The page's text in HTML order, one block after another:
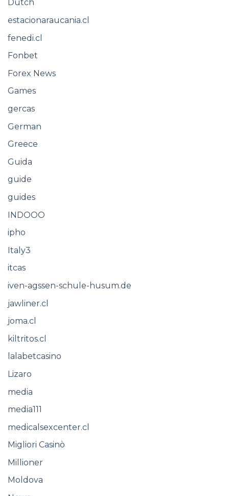
Dutch
estacionaraucania.cl
fenedi.cl
Fonbet
Forex News
Games
gercas
German
Greece
Guida
guide
guides
INDOOO
ipho
Italy3
itcas
iven-agssen-schule-husum.de
jawliner.cl
joma.cl
kiltritos.cl
lalabetcasino
Lizaro
media
media111
medicalsexcenter.cl
Migliori Casinò
Millioner
Moldova